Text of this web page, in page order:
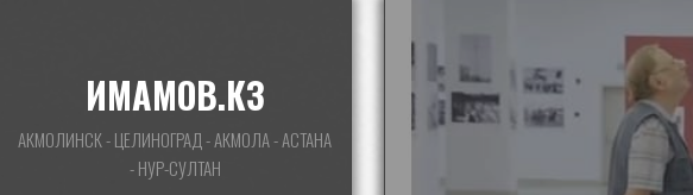
ИМАМОВ.КЗ
АКМОЛИНСК - ЦЕЛИНОГРАД - АКМОЛА - АСТАНА
- НУР-СУЛТАН